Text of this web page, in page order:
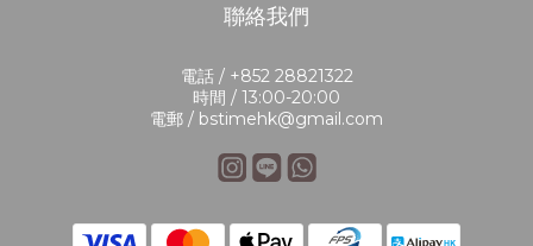
聯絡我們
電話 / +852 28821322
時間 / 13:00-20:00
電郵 / bstimehk@gmail.com